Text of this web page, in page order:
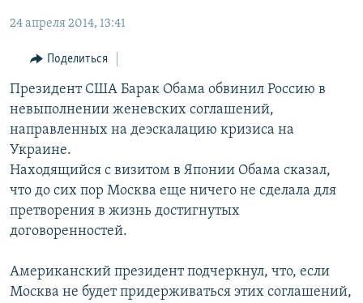
навигации
Вернутся
поиску
УЗБЕКИСТАН
ТАДЖИКИСТАН
НА ДРУГИХ ЯЗЫКАХ
ҚАЗАҚША
КЫРГЫЗЧА
ТОҶИКӢ
TÜRKMENÇE
Все сайты РСЕ/РС
24 апреля 2014, 13:41
Поделиться
Президент США Барак Обама обвинил Россию в
невыполнении женевских соглашений,
направленных на деэскалацию кризиса на
Украине.
Находящийся с визитом в Японии Обама сказал,
что до сих пор Москва еще ничего не сделала для
претворения в жизнь достигнутых
договоренностей.
Американский президент подчеркнул, что, если
Москва не будет придерживаться этих соглашений,